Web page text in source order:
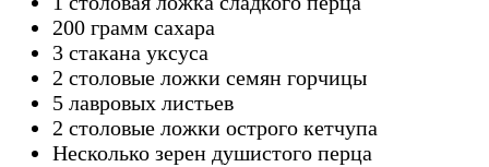
200 грамм сахара
3 стакана уксуса
2 столовые ложки семян горчицы
5 лавровых листьев
2 столовые ложки острого кетчупа
Несколько зерен душистого перца